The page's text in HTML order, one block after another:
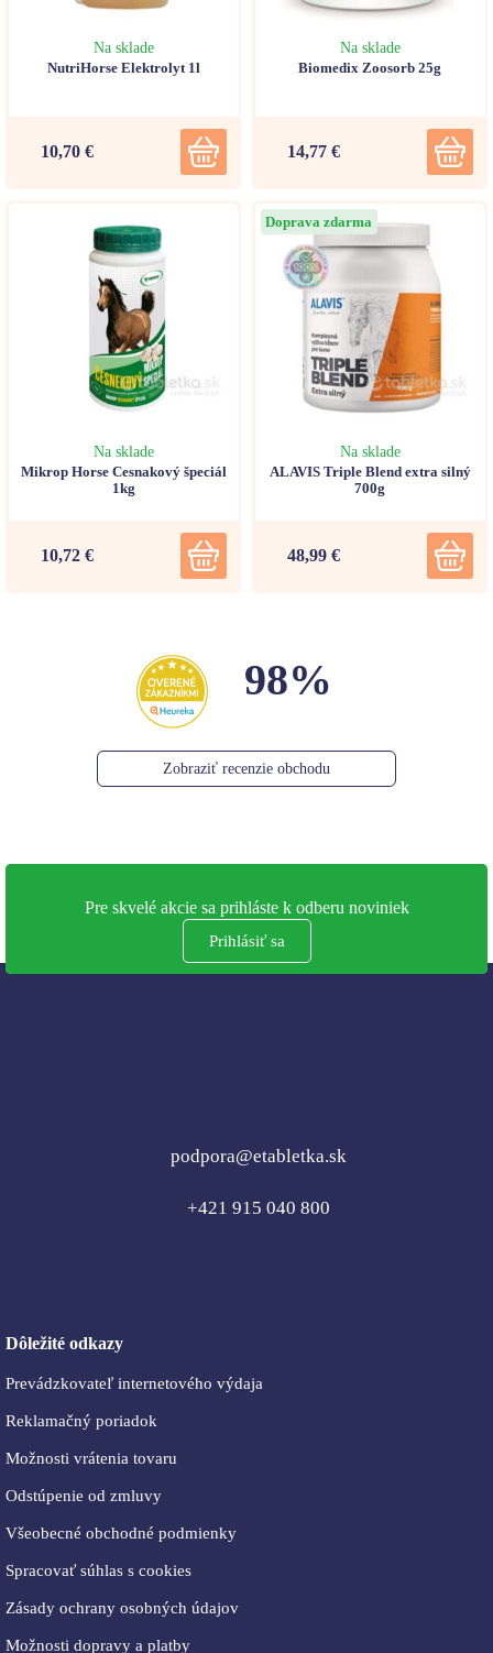
Na sklade
NutriHorse Elektrolyt 1l
10,70 €
Na sklade
Biomedix Zoosorb 25g
14,77 €
Na sklade
Mikrop Horse Cesnakový špeciál
1kg
10,72 €
Doprava zdarma
Na sklade
ALAVIS Triple Blend extra silný
700g
48,99 €
98%
Zobraziť recenzie obchodu
Pre skvelé akcie sa prihláste k odberu noviniek
Prihlásiť sa
podpora@etabletka.sk
+421 915 040 800
Dôležité odkazy
Prevádzkovateľ internetového výdaja
Reklamačný poriadok
Možnosti vrátenia tovaru
Odstúpenie od zmluvy
Všeobecné obchodné podmienky
Spracovať súhlas s cookies
Zásady ochrany osobných údajov
Možnosti dopravy a platby